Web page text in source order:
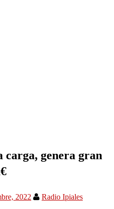
carga, genera gran
2022
Radio Ipiales